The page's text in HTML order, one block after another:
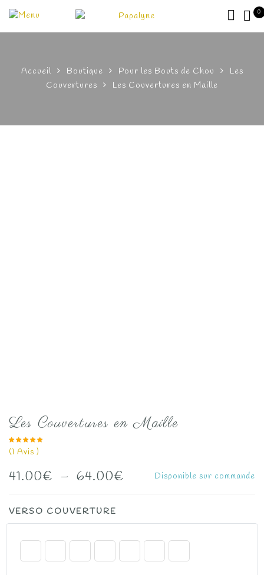
0
Accueil Boutique Pour les Bouts de Chou
Les
Couvertures
Les Couvertures en Maille
Les Couvertures en Maille
(1 Avis )
41.00€ – 64.00€ Plage
de
prix :
41.00€
à
Disponible sur commande
VERSO COUVERTURE